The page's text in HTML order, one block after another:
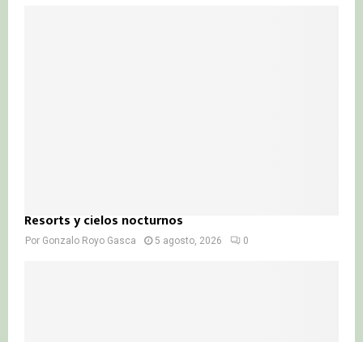
Resorts y cielos nocturnos
Por Gonzalo Royo Gasca 5 agosto, 2026 0